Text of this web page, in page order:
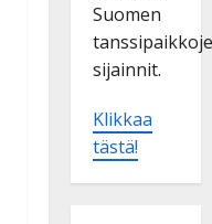
Suomen
sijainnit.
Klikkaa
tästä!